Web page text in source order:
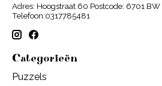
Adres: Hoogstraat 60 Postcode: 6701
Telefoon:0317785481
Categorieën
Puzzels